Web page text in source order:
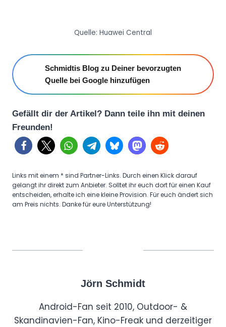
Quelle: Huawei Central
Schmidtis Blog zu Deiner bevorzugten
Quelle bei Google hinzufügen
Gefällt dir der Artikel? Dann teile ihn mit deinen
Freunden!
Links mit einem * sind Partner-Links. Durch einen Klick darauf
gelangt ihr direkt zum Anbieter. Solltet ihr euch dort für einen Kauf
entscheiden, erhalte ich eine kleine Provision. Für euch ändert sich
am Preis nichts. Danke für eure Unterstützung!
Jörn Schmidt
Android-Fan seit 2010, Outdoor- &
Skandinavien-Fan, Kino-Freak und derzeitiger